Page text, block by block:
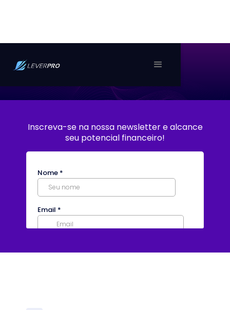
Inscreva-se na nossa newsletter e alcance
seu potencial financeiro!